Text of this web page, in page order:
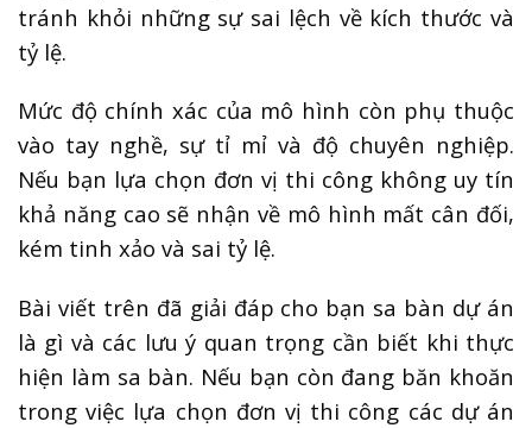
tránh khỏi những sự sai lệch về kích thước và
tỷ lệ.
Mức độ chính xác của mô hình còn phụ thuộc
vào tay nghề, sự tỉ mỉ và độ chuyên nghiệp.
Nếu bạn lựa chọn đơn vị thi công không uy tín
khả năng cao sẽ nhận về mô hình mất cân đối,
kém tinh xảo và sai tỷ lệ.
Bài viết trên đã giải đáp cho bạn sa bàn dự án
là gì và các lưu ý quan trọng cần biết khi thực
hiện làm sa bàn. Nếu bạn còn đang băn khoăn
trong việc lựa chọn đơn vị thi công các dự án